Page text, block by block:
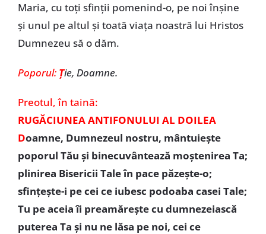
Maria, cu toţi sfinţii pomenind-o, pe noi înşine
şi unul pe altul şi toată viaţa noastră lui Hristos
Dumnezeu să o dăm.
Poporul: Ţie, Doamne.
Preotul, în taină:
RUGĂCIUNEA ANTIFONULUI AL DOILEA
Doamne, Dumnezeul nostru, mântuieşte
poporul Tău şi binecuvântează moştenirea Ta;
plinirea Bisericii Tale în pace păzeşte-o;
sfinţeşte-i pe cei ce iubesc podoaba casei Tale;
Tu pe aceia îi preamăreşte cu dumnezeiască
puterea Ta şi nu ne lăsa pe noi, cei ce